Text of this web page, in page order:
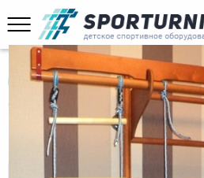
Главная
Домашнее оборудование
Детский спортивный комплекс (ДСК)
Детский
(ДСК) "Карусель